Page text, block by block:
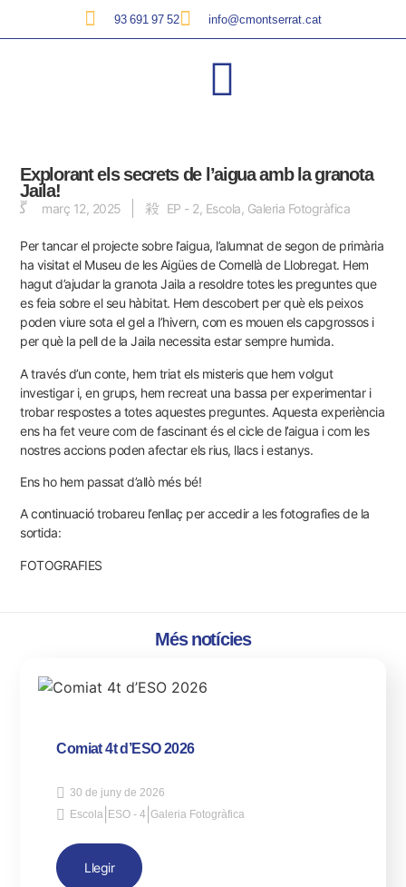
93 691 97 52 info@cmontserrat.cat
Explorant els secrets de l’aigua amb la granota
Jaila!
març 12, 2025 EP - 2 Escola Galeria Fotogràfica
Per tancar el projecte sobre l’aigua, l’alumnat de segon de primària
ha visitat el Museu de les Aigües de Cornellà de Llobregat. Hem
hagut d’ajudar la granota Jaila a resoldre totes les preguntes que
es feia sobre el seu hàbitat. Hem descobert per què els peixos
poden viure sota el gel a l’hivern, com es mouen els capgrossos i
per què la pell de la Jaila necessita estar sempre humida.
A través d’un conte, hem triat els misteris que hem volgut
investigar i, en grups, hem recreat una bassa per experimentar i
trobar respostes a totes aquestes preguntes. Aquesta experiència
ens ha fet veure com de fascinant és el cicle de l’aigua i com les
nostres accions poden afectar els rius, llacs i estanys.
Ens ho hem passat d’allò més bé!
A continuació trobareu l’enllaç per accedir a les fotografies de la
sortida:
FOTOGRAFIES
Més notícies
Comiat 4t d’ESO 2026
30 de juny de 2026
Escola ESO - 4 |Galeria Fotogràfica
Llegir